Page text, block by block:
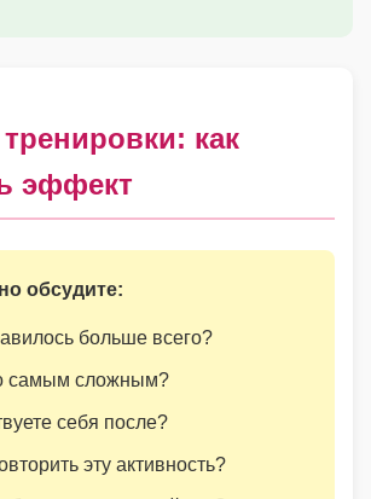
как
эффект
обсудите:
больше всего?
самым сложным?
себя после?
эту активность?